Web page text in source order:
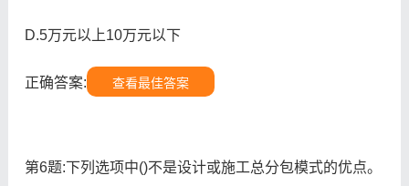
D.5万元以上10万元以下
正确答案: 查看最佳答案
第6题:下列选项中()不是设计或施工总分包模式的优点。